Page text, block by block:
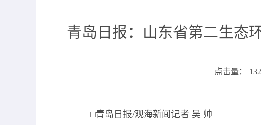
青岛日报：山东省第二生态
点击量：
□青岛日报/观海新闻记者 吴 帅